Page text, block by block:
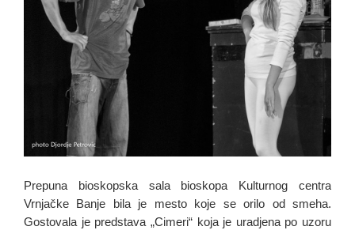
Prepuna bioskopska sala bioskopa Kulturnog centra
Vrnjačke Banje bila je mesto koje se orilo od smeha.
Gostovala je predstava „Cimeri“ koja je uradjena po uzoru